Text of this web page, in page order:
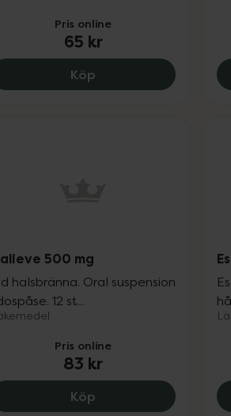
Pris online
65 kr
Köp Benegast Reduflux
500 mg
halsbränna. Oral suspension
12 st...
Pris online
83 kr
Köp Galieve 500 mg, 83 kr.